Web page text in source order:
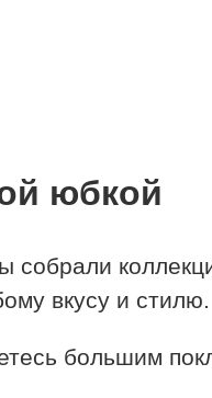
юбкой
вкусу и стилю.
большим